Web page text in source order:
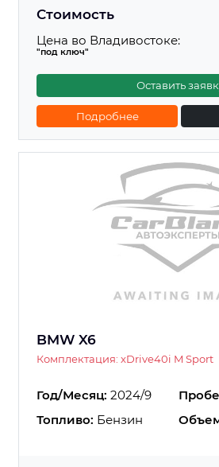
Стоимость
Цена во Владивостоке:
"под ключ"
Оставить
Подробнее
BMW X6
Комплектация: xDrive40i M Sport
Год/Месяц: 2024/9
Топливо: Бензин